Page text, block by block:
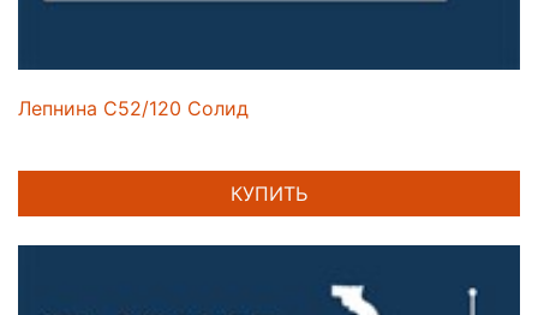
Лепнина C52/120 Солид
КУПИТЬ